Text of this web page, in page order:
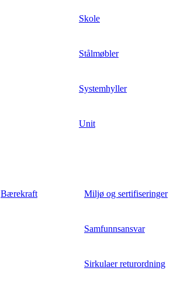
Skole
Stålmøbler
Systemhyller
Unit
Bærekraft Miljø og sertifiseringer
Samfunnsansvar
Sirkulaer returordning